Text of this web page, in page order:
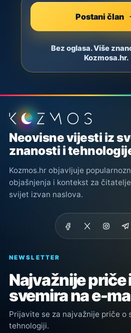
Postani član
Bez oglasa. Više
Kozmosa.hr.
Podnožje stranice
Neovisne vijesti iz
znanosti i
Kozmos.hr objavljuje
objašnjenja i kontekst za
svijet izvan naslova.
NEWSLETTER
Najvažnije priče
svemira na e-
Prijavite se za najvažnije priče o
tehnologiji.